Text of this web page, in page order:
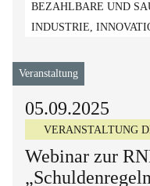
BEZAHLBARE UND
INDUSTRIE,
Veranstaltung
05.09.2025
VERANSTALTUNG
Webinar zur